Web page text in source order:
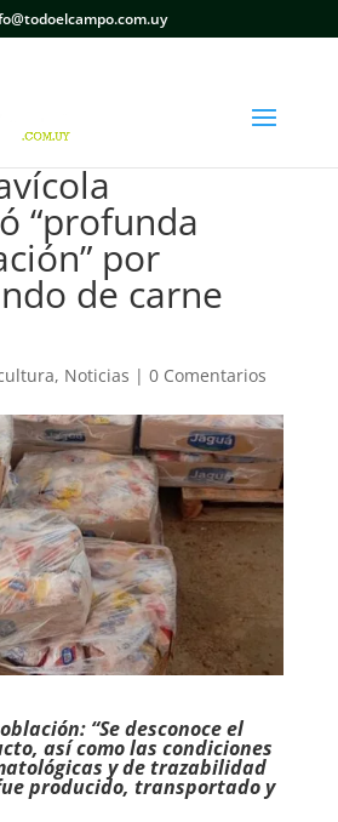
“profunda
por
de carne
, Noticias | 0 Comentarios
“Se desconoce el
así como las condiciones
y de trazabilidad
producido, transportado y